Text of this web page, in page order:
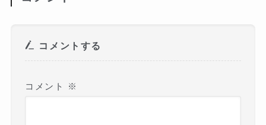
コメントする
コメント ※